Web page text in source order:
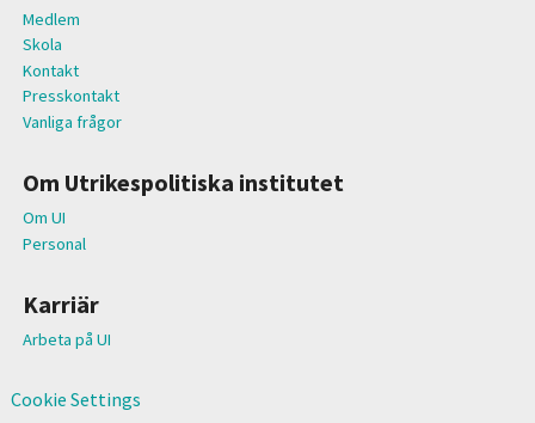
Medlem
Skola
Kontakt
Presskontakt
Vanliga frågor
Om Utrikespolitiska institutet
Om UI
Personal
Karriär
Arbeta på UI
Cookie Settings